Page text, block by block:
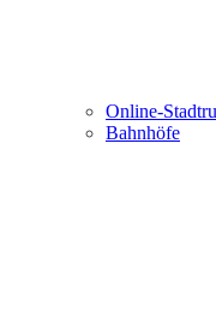
Online-
Bahnhöfe